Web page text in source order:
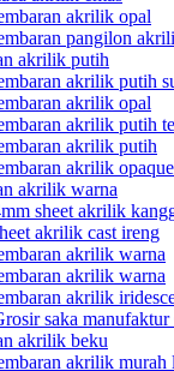
akrilik opal
pangilon
akrilik putih
akrilik putih
akrilik opal
akrilik putih
akrilik putih
akrilik
akrilik warna
sheet akrilik
akrilik cast ireng
akrilik warna
akrilik warna
akrilik
saka
akrilik beku
akrilik murah